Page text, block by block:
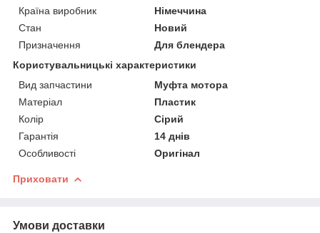
Країна виробник
Німеччина
Стан
Новий
Призначення
Для блендера
Користувальницькі характеристики
Вид запчастини
Муфта мотора
Матеріал
Пластик
Колір
Сірий
Гарантія
14 днів
Особливості
Оригінал
Приховати
Умови доставки